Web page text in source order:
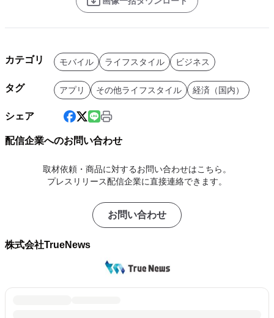
カテゴリ モバイル ライフスタイル ビジネス
タグ アプリ その他ライフスタイル 経済（国内）
シェア
配信企業へのお問い合わせ
取材依頼・商品に対するお問い合わせはこちら。
プレスリリース配信企業に直接連絡できます。
お問い合わせ
株式会社TrueNews